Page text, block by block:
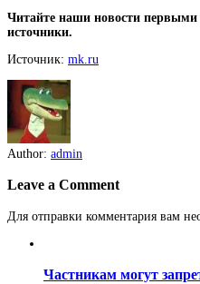
Читайте наши новости
источники.
Источник: mk.ru
Author: admin
Leave a Comment
Для отправки комментария вам
Частникам могут